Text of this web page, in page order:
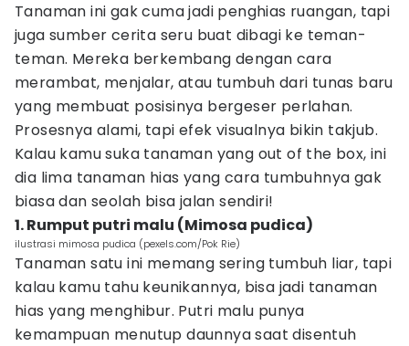
Tanaman ini gak cuma jadi penghias ruangan, tapi
juga sumber cerita seru buat dibagi ke teman-
teman. Mereka berkembang dengan cara
merambat, menjalar, atau tumbuh dari tunas baru
yang membuat posisinya bergeser perlahan.
Prosesnya alami, tapi efek visualnya bikin takjub.
Kalau kamu suka tanaman yang out of the box, ini
dia lima tanaman hias yang cara tumbuhnya gak
biasa dan seolah bisa jalan sendiri!
1. Rumput putri malu (Mimosa pudica)
ilustrasi mimosa pudica (pexels.com/Pok Rie)
Tanaman satu ini memang sering tumbuh liar, tapi
kalau kamu tahu keunikannya, bisa jadi tanaman
hias yang menghibur. Putri malu punya
kemampuan menutup daunnya saat disentuh